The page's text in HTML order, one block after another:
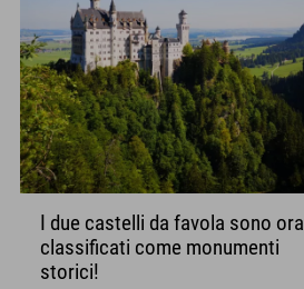
I due castelli da favola sono ora
classificati come monumenti
storici!